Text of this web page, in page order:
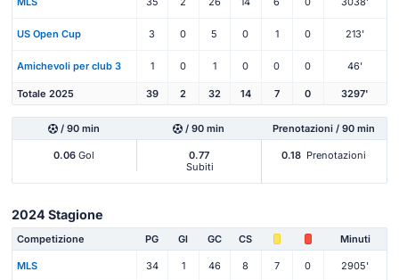
US Open Cup 3 0 5 0 1 0 213'
Amichevoli per club 3 1 0 1 0 0 0 46'
Totale 2025 39 2 32 14 7 0 3297'
/ 90 min / 90 min Prenotazioni / 90 min
0.06 Gol
0.77
Subiti
0.18 Prenotazioni
2024 Stagione
Competizione PG Gl GC CS Minuti
MLS 34 1 46 8 7 0 2905'